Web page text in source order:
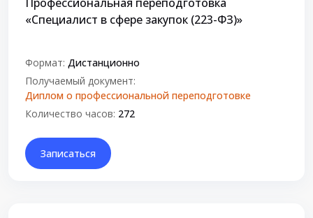
«Специалист в сфере закупок (223-ФЗ)»
Формат: Дистанционно
Получаемый документ:
Диплом о профессиональной переподготовке
Количество часов: 272
Записаться